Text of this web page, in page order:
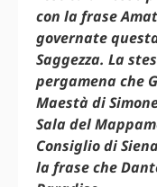
con la frase
governate
Saggezza. La
pergamena che
Maestà di
Sala del
Consiglio di
la frase che